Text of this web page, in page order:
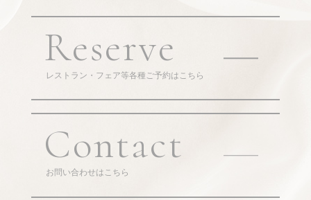
Reserve
レストラン・フェア等各種ご予約はこちら
Contact
お問い合わせはこちら